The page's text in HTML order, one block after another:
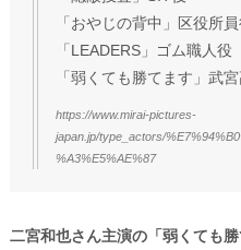
「おやじの背中」区役所
「LEADERS」ゴム職人役
「弱くても勝てます」武
https://www.mirai-pictures-
japan.jp/type_actors/
%A3%E5%AE%87
二宮和也さん主演の「弱くても勝